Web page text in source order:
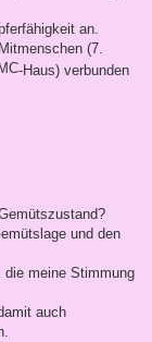
an.
(7.
-Haus) verbunden
und den
die meine Stimmung
auch